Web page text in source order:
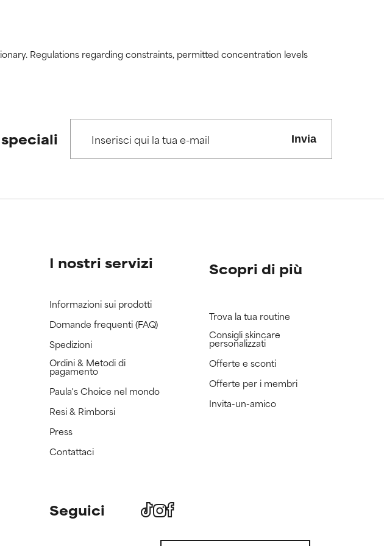
Regulations regarding constraints, permitted concentration levels
Invia
I nostri servizi
Informazioni sui prodotti
Domande frequenti (FAQ)
Spedizioni
Ordini & Metodi di
pagamento
Paula's Choice nel mondo
Resi & Rimborsi
Press
Contattaci
Scopri di più
Trova la tua routine
Consigli skincare
personalizzati
Offerte e sconti
Offerte per i membri
Invita-un-amico
Seguici